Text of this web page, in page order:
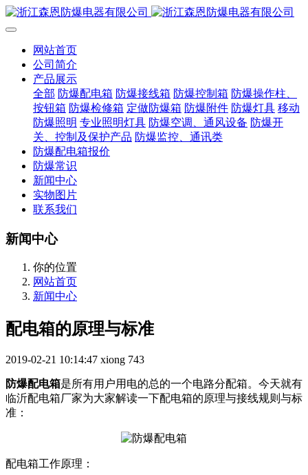
网站首页
公司简介
产品展示
全部 防爆配电箱 防爆接线箱 防爆控制箱 防爆操作柱、
按钮箱 防爆检修箱 定做防爆箱 防爆附件 防爆灯具 移动
防爆照明 专业照明灯具 防爆空调、通风设备 防爆开
关、控制及保护产品 防爆监控、通讯类
防爆配电箱报价
防爆常识
新闻中心
实物图片
联系我们
新闻中心
你的位置
网站首页
新闻中心
配电箱的原理与标准
2019-02-21 10:14:47 xiong 743
防爆配电箱是所有用户用电的总的一个电路分配箱。今天就有
临沂配电箱厂家为大家解读一下配电箱的原理与接线规则与标
准：
配电箱工作原理：